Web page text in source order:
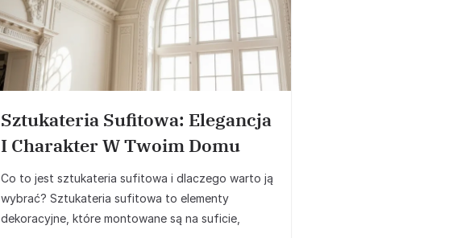
Sztukateria Sufitowa: Elegancja
I Charakter W Twoim Domu
Co to jest sztukateria sufitowa i dlaczego warto ją
wybrać? Sztukateria sufitowa to elementy
dekoracyjne, które montowane są na suficie,